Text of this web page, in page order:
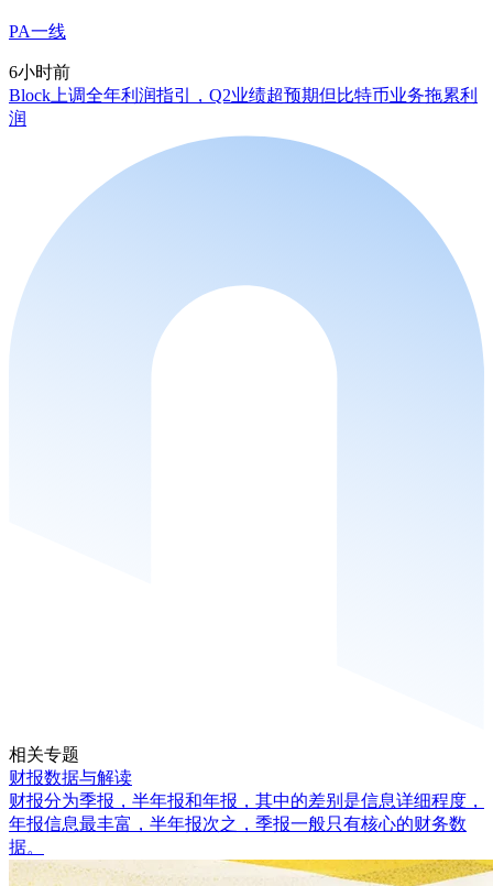
PA一线
6小时前
Block上调全年利润指引，Q2业绩超预期但比特币业务拖累利
润
相关专题
财报数据与解读
财报分为季报，半年报和年报，其中的差别是信息详细程度，
年报信息最丰富，半年报次之，季报一般只有核心的财务数
据。